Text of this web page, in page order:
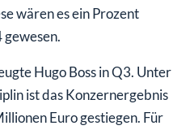
wären es ein Prozent
Hugo Boss in Q3. Unter
ist das Konzernergebnis
Euro gestiegen. Für